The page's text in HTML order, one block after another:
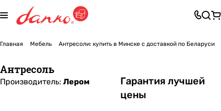
Главная Мебель Антресоли: купить в Минске с доставкой по Беларуси
Антресоль
Производитель: Лером Гарантия лучшей
цены